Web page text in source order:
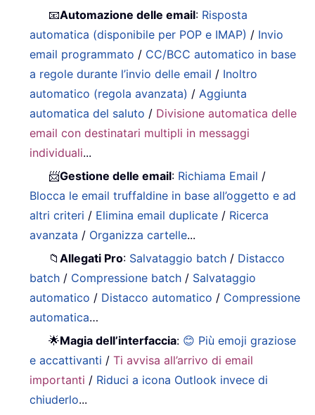
📧Automazione delle email: Risposta
automatica (disponibile per POP e IMAP) / Invio
email programmato / CC/BCC automatico in base
a regole durante l’invio delle email / Inoltro
automatico (regola avanzata) /Aggiunta
automatica del saluto / Divisione automatica delle
email con destinatari multipli in messaggi
individuali...
📨Gestione delle email: Richiama Email /
Blocca le email truffaldine in base all’oggetto e ad
altri criteri / Elimina email duplicate / Ricerca
avanzata / Organizza cartelle...
📁Allegati Pro: Salvataggio batch / Distacco
batch / Compressione batch / Salvataggio
automatico / Distacco automatico / Compressione
automatica…
🌟Magia dell’interfaccia: 😊 Più emoji graziose
e accattivanti /Ti avvisa all’arrivo di email
importanti / Riduci a icona Outlook invece di
chiuderlo...